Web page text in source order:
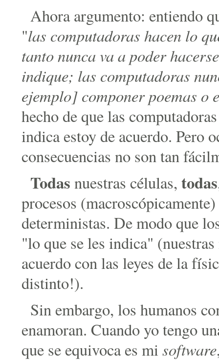
Ahora argumento: entiendo
"las computadoras hacen lo
tanto nunca va a poder
indique; las computadoras
ejemplo] componer poemas o
hecho de que las
indica estoy de acuerdo. Pero
consecuencias no son tan
Todas nuestras células, todas
procesos
deterministas. De modo que
"lo que se les indica"
acuerdo con las leyes de la
distinto!).
Sin embargo, los humanos
enamoran. Cuando yo tengo
que se equivoca es mi software